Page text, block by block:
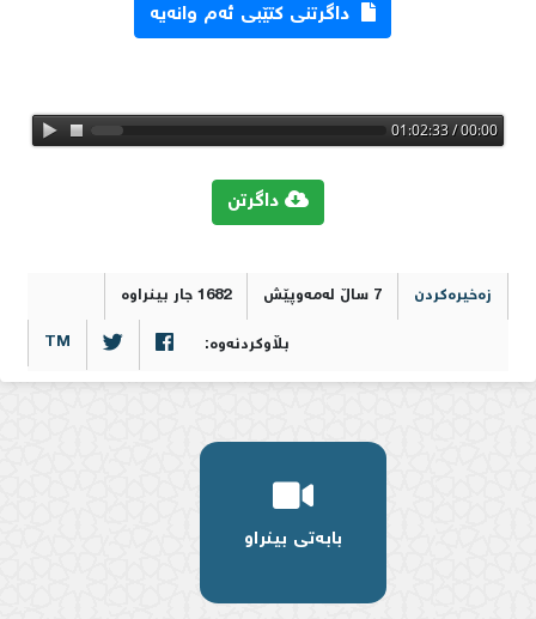
داگرتنی کتێبی ئەم وانەیە
00:00 / 01:02:33
داگرتن
زەخیرەکردن 7 ساڵ لەمەوپێش 1682 جار بینراوە
بڵاوکردنەوە: TM
بابەتی بینراو